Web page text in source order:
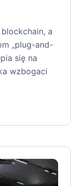
a
„plug-and-
się na
wzbogaci